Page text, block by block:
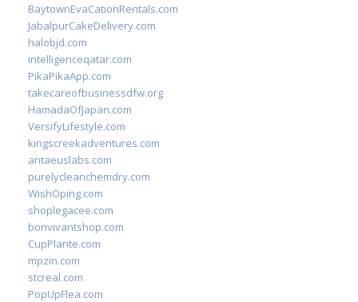
BaytownEvaCationRentals.com
JabalpurCakeDelivery.com
halobjd.com
intelligenceqatar.com
PikaPikaApp.com
takecareofbusinessdfw.org
HamadaOfJapan.com
VersifyLifestyle.com
kingscreekadventures.com
antaeuslabs.com
purelycleanchemdry.com
WishOping.com
shoplegacee.com
bonvivantshop.com
CupPlante.com
mpzin.com
stcreal.com
PopUpFlea.com